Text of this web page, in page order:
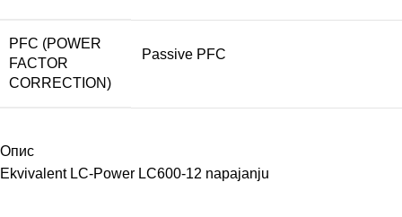
PFC (POWER
FACTOR
CORRECTION)
Passive PFC
Опис
Ekvivalent LC-Power LC600-12 napajanju